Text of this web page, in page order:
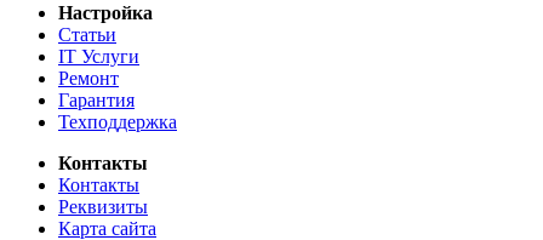
Настройка
Статьи
IT Услуги
Ремонт
Гарантия
Техподдержка
Контакты
Контакты
Реквизиты
Карта сайта